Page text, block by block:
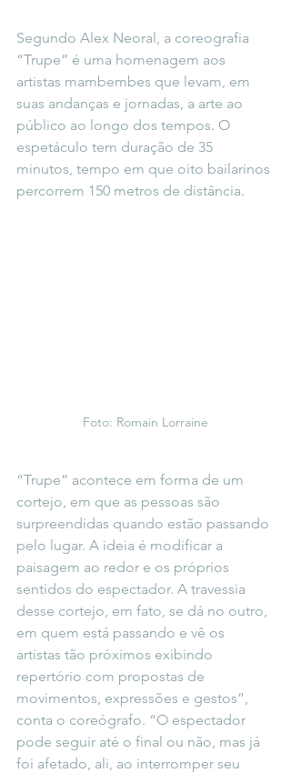
Segundo Alex Neoral, a coreografia
“Trupe” é uma homenagem aos
artistas mambembes que levam, em
suas andanças e jornadas, a arte ao
público ao longo dos tempos. O
espetáculo tem duração de 35
minutos, tempo em que oito bailarinos
percorrem 150 metros de distância.
Foto: Romain Lorraine
“Trupe” acontece em forma de um
cortejo, em que as pessoas são
surpreendidas quando estão passando
pelo lugar. A ideia é modificar a
paisagem ao redor e os próprios
sentidos do espectador. A travessia
desse cortejo, em fato, se dá no outro,
em quem está passando e vê os
artistas tão próximos exibindo
repertório com propostas de
movimentos, expressões e gestos”,
conta o coreógrafo. “O espectador
pode seguir até o final ou não, mas já
foi afetado, ali, ao interromper seu